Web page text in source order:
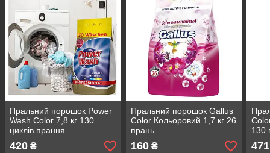
Пральний порошок Power
Wash Color 7,8 кг 130
циклів прання
420 ₴
Пральний порошок Gallus
Color Кольоровий 1,7 кг 26
прань
160₴
130
471